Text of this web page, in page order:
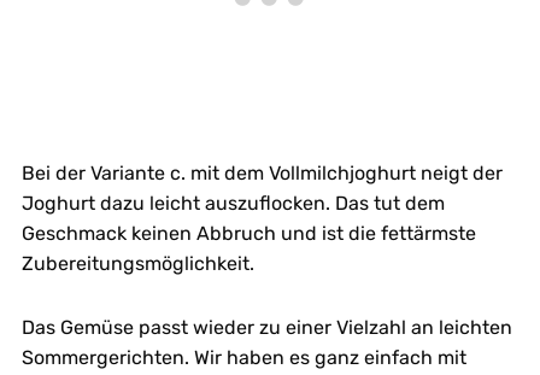
Bei der Variante c. mit dem Vollmilchjoghurt neigt der
Joghurt dazu leicht auszuflocken. Das tut dem
Geschmack keinen Abbruch und ist die fettärmste
Zubereitungsmöglichkeit.
Das Gemüse passt wieder zu einer Vielzahl an leichten
Sommergerichten. Wir haben es ganz einfach mit